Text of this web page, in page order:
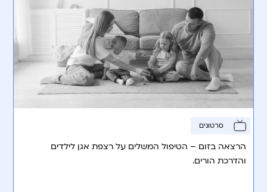
סרטונים
הרצאה בזום – הטיפול המשלים על רצפת אגן לילדים
והדרכת הורים.